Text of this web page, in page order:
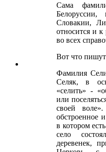
Сама
Словакии,
относится и
во всех
Вот что
Фамилия
Селяк, в
«селить» -
или
своей
обстроенное
в котором
село
деревенек,